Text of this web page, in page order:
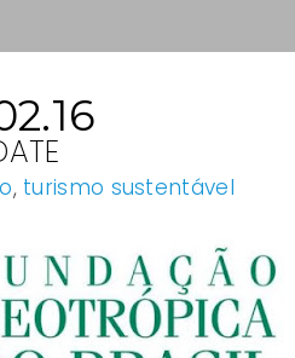
, turismo sustentável